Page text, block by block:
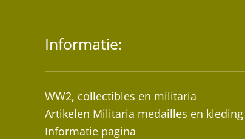
Informatie:
WW2, collectibles en militaria
Artikelen Militaria medailles en kleding
Informatie pagina